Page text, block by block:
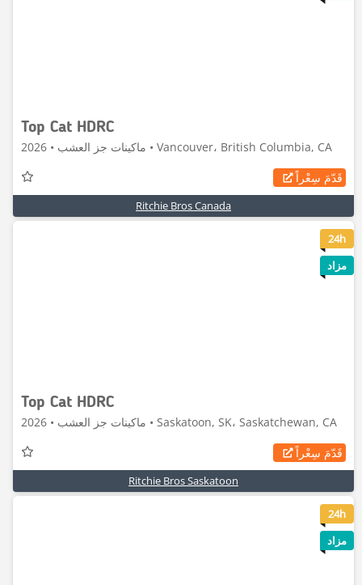
Top Cat HDRC
ماكينات جز العشب • 2026 • Vancouver، British Columbia, CA
قَدّمَ سِعْراً
Ritchie Bros Canada
6
Top Cat HDRC
ماكينات جز العشب • 2026 • Saskatoon, SK، Saskatchewan, CA
قَدّمَ سِعْراً
Ritchie Bros Saskatoon
24h
مزاد
6
24h
مزاد